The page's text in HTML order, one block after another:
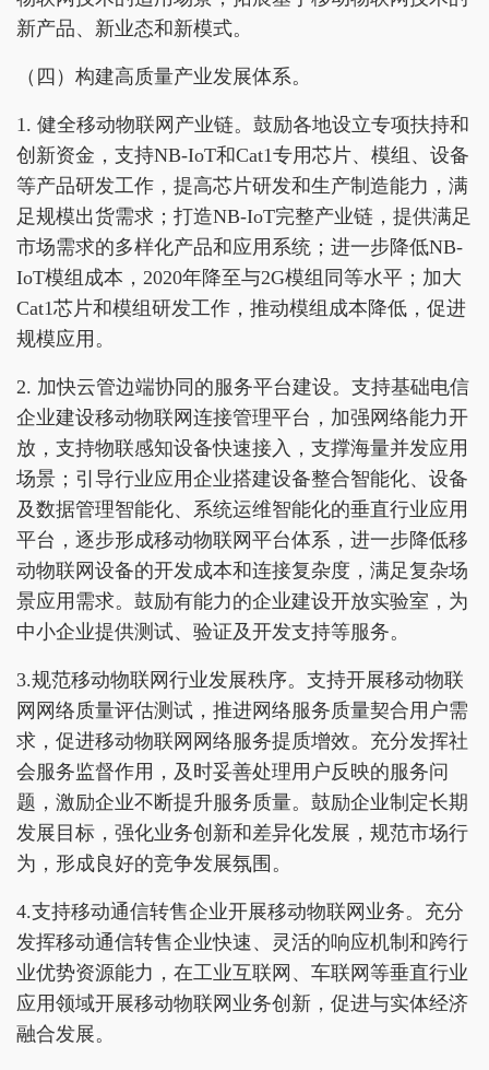
新产品、新业态和新模式。
（四）构建高质量产业发展体系。
1. 健全移动物联网产业链。鼓励各地设立专项扶持和
创新资金，支持NB-IoT和Cat1专用芯片、模组、设备
等产品研发工作，提高芯片研发和生产制造能力，满
足规模出货需求；打造NB-IoT完整产业链，提供满足
市场需求的多样化产品和应用系统；进一步降低NB-
IoT模组成本，2020年降至与2G模组同等水平；加大
Cat1芯片和模组研发工作，推动模组成本降低，促进
规模应用。
2. 加快云管边端协同的服务平台建设。支持基础电信
企业建设移动物联网连接管理平台，加强网络能力开
放，支持物联感知设备快速接入，支撑海量并发应用
场景；引导行业应用企业搭建设备整合智能化、设备
及数据管理智能化、系统运维智能化的垂直行业应用
平台，逐步形成移动物联网平台体系，进一步降低移
动物联网设备的开发成本和连接复杂度，满足复杂场
景应用需求。鼓励有能力的企业建设开放实验室，为
中小企业提供测试、验证及开发支持等服务。
3.规范移动物联网行业发展秩序。支持开展移动物联
网网络质量评估测试，推进网络服务质量契合用户需
求，促进移动物联网网络服务提质增效。充分发挥社
会服务监督作用，及时妥善处理用户反映的服务问
题，激励企业不断提升服务质量。鼓励企业制定长期
发展目标，强化业务创新和差异化发展，规范市场行
为，形成良好的竞争发展氛围。
4.支持移动通信转售企业开展移动物联网业务。充分
发挥移动通信转售企业快速、灵活的响应机制和跨行
业优势资源能力，在工业互联网、车联网等垂直行业
应用领域开展移动物联网业务创新，促进与实体经济
融合发展。